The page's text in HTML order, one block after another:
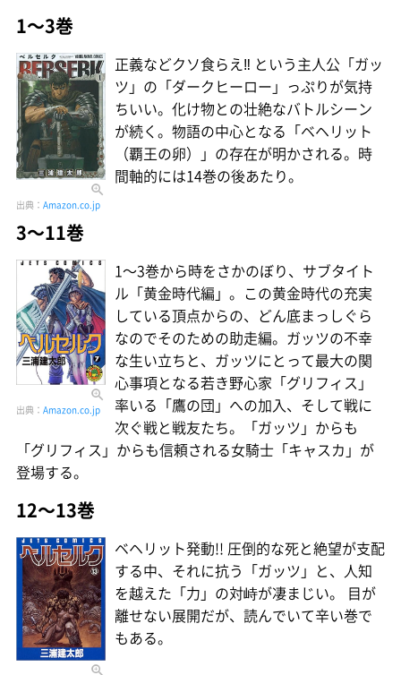
1〜3巻
出典： Amazon.co.jp
正義などクソ食らえ‼ という主人公「ガッ
ツ」の「ダークヒーロー」っぷりが気持
ちいい。化け物との壮絶なバトルシーン
が続く。物語の中心となる「ベヘリット
（覇王の卵）」の存在が明かされる。時
間軸的には14巻の後あたり。
3〜11巻
出典： Amazon.co.jp
1〜3巻から時をさかのぼり、サブタイト
ル「黄金時代編」。この黄金時代の充実
している頂点からの、どん底まっしぐら
なのでそのための助走編。ガッツの不幸
な生い立ちと、ガッツにとって最大の関
心事項となる若き野心家「グリフィス」
率いる「鷹の団」への加入、そして戦に
次ぐ戦と戦友たち。「ガッツ」からも
「グリフィス」からも信頼される女騎士「キャスカ」が
登場する。
12〜13巻
ベヘリット発動!! 圧倒的な死と絶望が支配
する中、それに抗う「ガッツ」と、人知
を越えた「力」の対峙が凄まじい。 目が
離せない展開だが、読んでいて辛い巻で
もある。